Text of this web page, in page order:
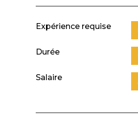
Expérience requise
Durée
Salaire